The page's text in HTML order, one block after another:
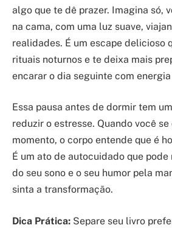
algo que te dê prazer. Imagina só,
na cama, com uma luz suave,
realidades. É um escape delicioso
rituais noturnos e te deixa mais
encarar o dia seguinte com
Essa pausa antes de dormir tem
reduzir o estresse. Quando você
momento, o corpo entende que é
É um ato de autocuidado que
do seu sono e o seu humor pela
sinta a transformação.
Dica Prática: Separe seu livro